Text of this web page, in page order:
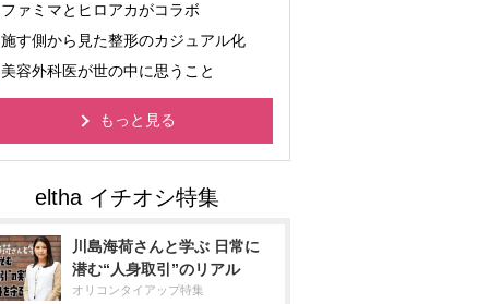
ファミマとヒロアカがコラボ
施す側から見た整形のカジュアル化
美容外科医が世の中に思うこと
もっと見る
川島海荷さんと学ぶ 日常に
潜む“人身取引”のリアル
オリコンタイアップ特集